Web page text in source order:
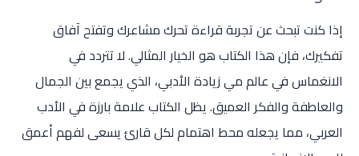
إذا كنت تبحث عن تجربة قراءة تحرك مشاعرك وتفتح آفاق
تفكيرك، فإن هذا الكتاب هو الخيار المثالي. لا تتردد في
الانغماس في عالم مي زيادة الأدبي، الذي يجمع بين الجمال
والعاطفة والفكر العميق. يظل الكتاب علامة بارزة في الأدب
العربي، مما يجعله محط اهتمام لكل قارئ يسعى لفهم أعمق